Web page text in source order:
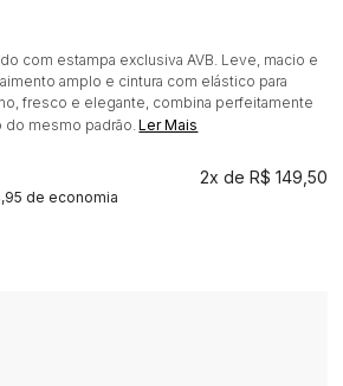
com estampa exclusiva AVB. Leve, macio e
amplo e cintura com elástico para
fresco e elegante, combina perfeitamente
do mesmo padrão.Ler Mais
de economia
2x R$ 149,50